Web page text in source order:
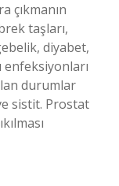
çıkmanın
taşları,
diyabet,
enfeksiyonları
durumlar
sistit. Prostat